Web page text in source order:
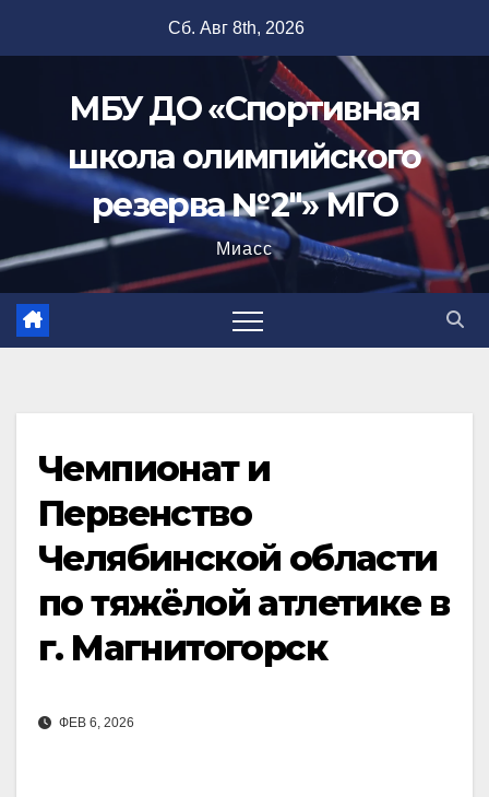
Сб. Авг 8th, 2026
МБУ ДО «Спортивная
школа олимпийского
резерва №2"» МГО
Миасс
Чемпионат и
Первенство
Челябинской области
по тяжёлой атлетике в
г. Магнитогорск
ФЕВ 6, 2026